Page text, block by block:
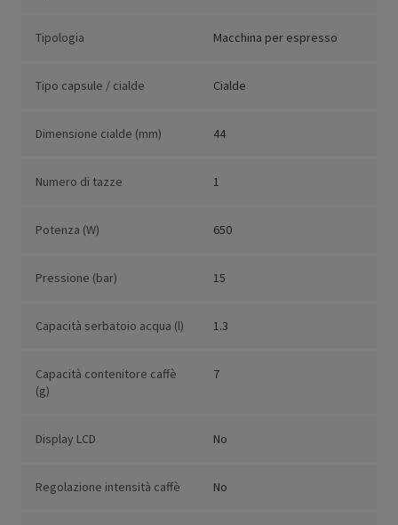
Tipologia Macchina per espresso
Tipo capsule / cialde Cialde
Dimensione cialde (mm) 44
Numero di tazze 1
Potenza (W) 650
Pressione (bar) 15
Capacità serbatoio acqua (l) 1.3
Capacità contenitore caffè
(g)
7
Display LCD No
Regolazione intensità caffè No